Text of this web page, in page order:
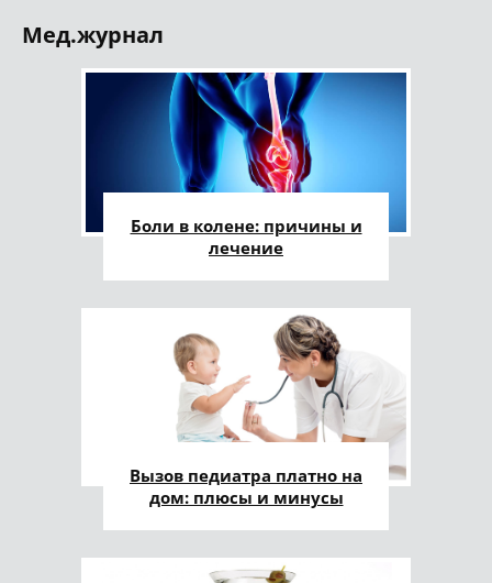
Мед.журнал
Боли в колене: причины и
лечение
Вызов педиатра платно на
дом: плюсы и минусы